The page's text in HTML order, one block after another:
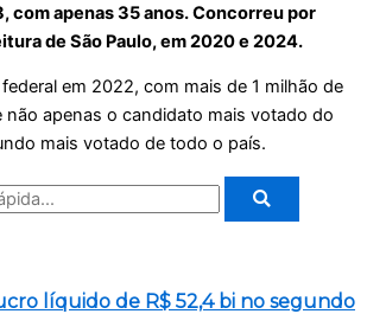
com apenas 35 anos. Concorreu por
de São Paulo, em 2020 e 2024.
em 2022, com mais de 1 milhão de
apenas o candidato mais votado do
mais votado de todo o país.
líquido de R$ 52,4 bi no segundo